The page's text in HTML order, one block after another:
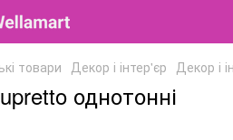
товари Декор і інтер'єр Декор і
однотонні